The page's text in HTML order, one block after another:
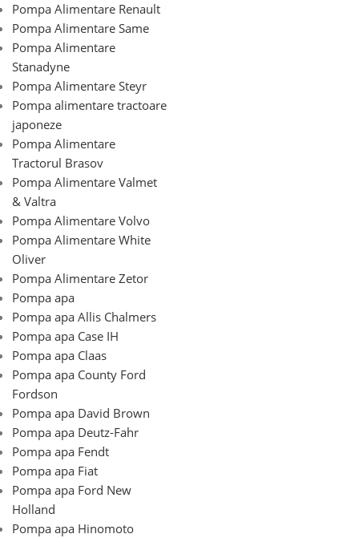
Pompa Alimentare Renault
Pompa Alimentare Same
Pompa Alimentare
Stanadyne
Pompa Alimentare Steyr
Pompa alimentare tractoare
japoneze
Pompa Alimentare
Tractorul Brasov
Pompa Alimentare Valmet
& Valtra
Pompa Alimentare Volvo
Pompa Alimentare White
Oliver
Pompa Alimentare Zetor
Pompa apa
Pompa apa Allis Chalmers
Pompa apa Case IH
Pompa apa Claas
Pompa apa County Ford
Fordson
Pompa apa David Brown
Pompa apa Deutz-Fahr
Pompa apa Fendt
Pompa apa Fiat
Pompa apa Ford New
Holland
Pompa apa Hinomoto